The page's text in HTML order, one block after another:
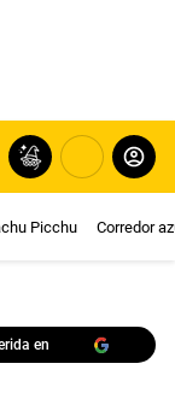
Picchu Corredor
en